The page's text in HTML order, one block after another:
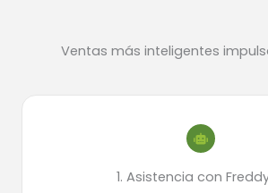
Ventas más inteligentes
1. Asistencia con